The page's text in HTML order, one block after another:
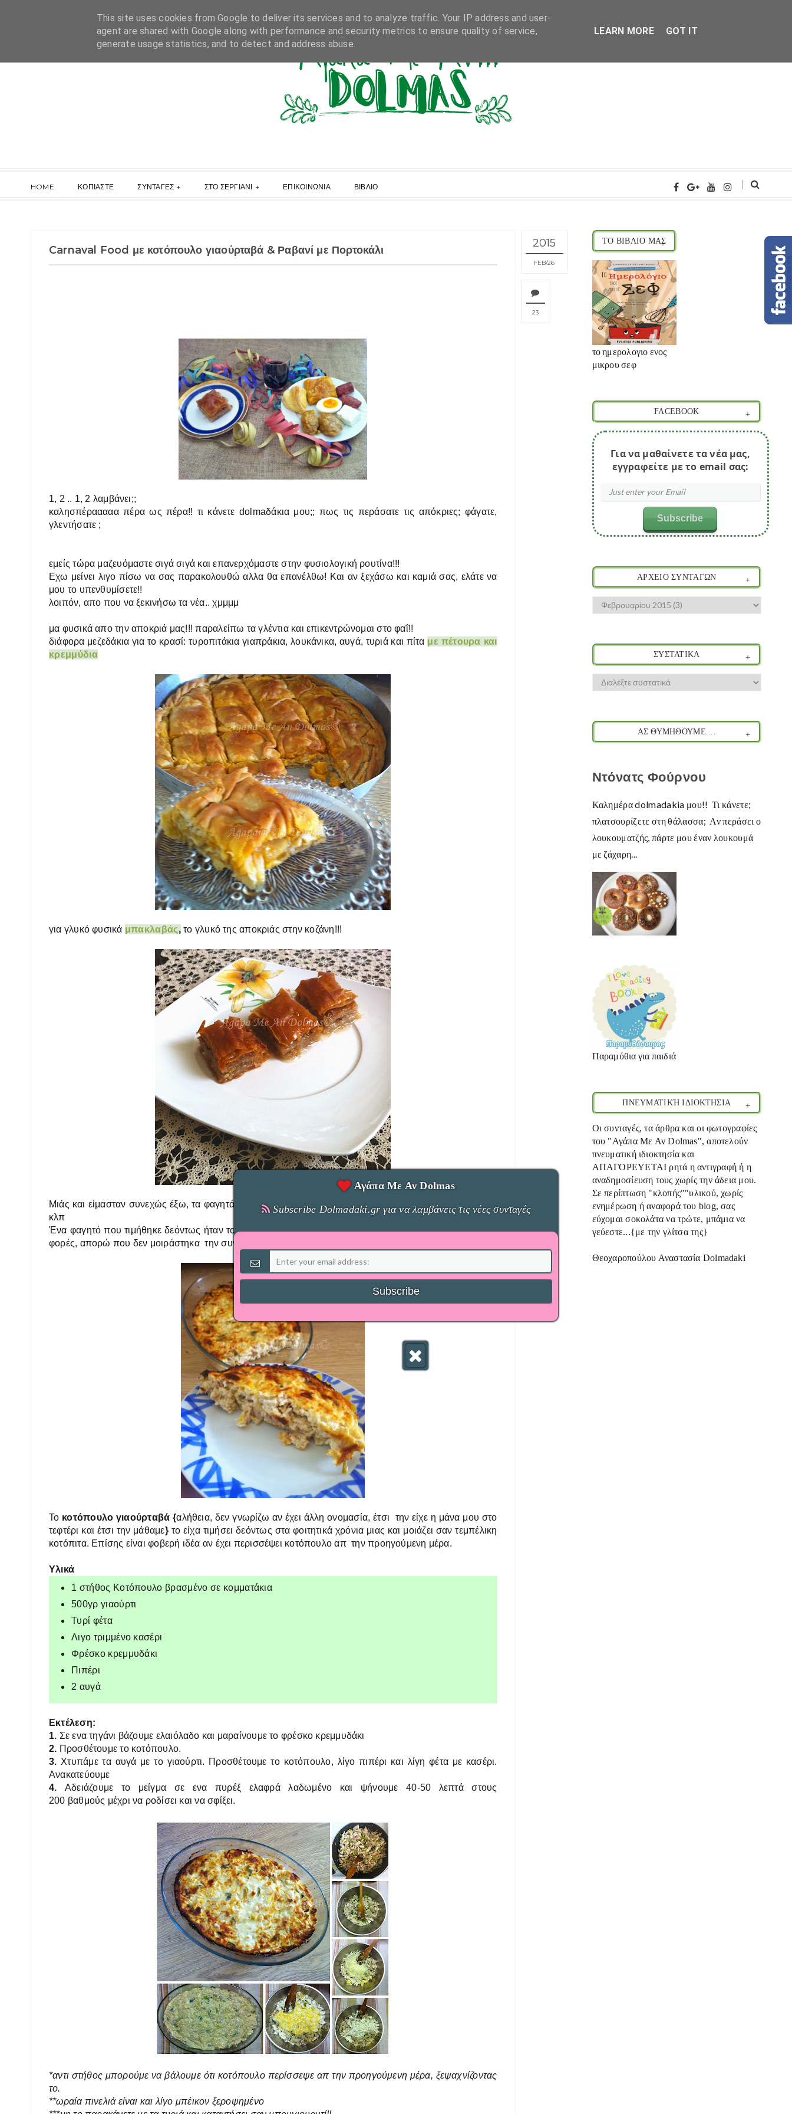
HOME ΚΟΠΙΑΣΤΕ ΣΥΝΤΑΓΕΣ ΣΤΟ ΣΕΡΓΙΑΝΙ ΕΠΙΚΟΙΝΩΝΙΑ ΒΙΒΛΙΟ
2015
FEB 26
23
Carnaval Food με κοτόπουλο γιαούρταβά & Ραβανί με Πορτοκάλι
1, 2 .. 1, 2 λαμβάνει;;
καλησπέρααααα πέρα ως πέρα!! τι κάνετε dolmaδάκια μου;; πως τις περάσατε τις απόκριες; φάγατε,
γλεντήσατε ;
εμείς τώρα μαζευόμαστε σιγά σιγά και επανερχόμαστε στην φυσιολογική ρουτίνα!!!
Εχω μείνει λιγο πίσω να σας παρακολουθώ αλλα θα επανέλθω! Και αν ξεχάσω και καμιά σας, ελάτε να
μου το υπενθυμίσετε!!
λοιπόν, απο που να ξεκινήσω τα νέα.. χμμμμ
μα φυσικά απο την αποκριά μας!!! παραλείπω τα γλέντια και επικεντρώνομαι στο φαΐ!!
διάφορα μεζεδάκια για το κρασί: τυροπιτάκια γιαπράκια, λουκάνικα, αυγά, τυριά και πίτα με πέτουρα και
κρεμμύδια
για γλυκό φυσικά μπακλαβάς,το γλυκό της αποκριάς στην κοζάνη!!!
Μιάς και είμασταν συνεχώς έξω, τα φαγητά της εβδομάδας ήταν εύκολα τύπου αυγά, μακαρονάδες,ψητά
κλπ
Ένα φαγητό που τιμήθηκε δεόντως ήταν τοκοτόπουλο γιαούρταβά!!! Αν και το έχω ετοιμάσει αρκετές
φορές, απορώ που δεν μοιράστηκα την συνταγή ως τώρα!
Το κοτόπουλο γιαούρταβά {αλήθεια, δεν γνωρίζω αν έχει άλλη ονομασία, έτσι την είχε η μάνα μου στο
τεφτέρι και έτσι την μάθαμε} το είχα τιμήσει δεόντως στα φοιτητικά χρόνια μιας και μοιάζει σαν τεμπέλικη
κοτόπιτα. Επίσης είναι φοβερή ιδέα αν έχει περισσέψει κοτόπουλο απ την προηγούμενη μέρα.
Υλικά
1 στήθος Κοτόπουλο βρασμένο σε κομματάκια
500γρ γιαούρτι
Τυρί φέτα
Λιγο τριμμένο κασέρι
Φρέσκο κρεμμυδάκι
Πιπέρι
2 αυγά
Εκτέλεση:
1. Σε ενα τηγάνι βάζουμε ελαιόλαδο και μαραίνουμε το φρέσκο κρεμμυδάκι
2. Προσθέτουμε το κοτόπουλο.
3. Χτυπάμε τα αυγά με το γιαούρτι. Προσθέτουμε το κοτόπουλο, λίγο πιπέρι και λίγη φέτα με κασέρι.
Ανακατεύουμε
4. Αδειάζουμε το μείγμα σε ενα πυρέξ ελαφρά λαδωμένο και ψήνουμε 40-50 λεπτά στους
200 βαθμούς μέχρι να ροδίσει και να σφίξει.
*αντι στήθος μπορούμε να βάλουμε ότι κοτόπουλο περίσσεψε απ την προηγούμενη μέρα, ξεψαχνίζοντας
το.
**ωραία πινελιά είναι και λίγο μπέικον ξεροψημένο
ΤΟ ΒΙΒΛΙΟ ΜΑΣ
το ημερολογιο ενος
μικρου σεφ
FACEBOOK
Για να μαθαίνετε τα νέα μας,
εγγραφείτε με το email σας:
ΑΡΧΕΙΟ ΣΥΝΤΑΓΩΝ
ΣΥΣΤΑΤΙΚΑ
ΑΣ ΘΥΜΗΘΟΥΜΕ....
Ντόνατς Φούρνου
Καλημέρα dolmadakia μου!! Τι κάνετε;
πλατσουρίζετε στη θάλασσα; Αν περάσει ο
λουκουματζής, πάρτε μου έναν λουκουμά
με ζάχαρη...
Παραμύθια για παιδιά
ΠΝΕΥΜΑΤΙΚΉ ΙΔΙΟΚΤΗΣΙΑ
Οι συνταγές, τα άρθρα και οι φωτογραφίες
του "Αγάπα Με Αν Dolmas", αποτελούν
πνευματική ιδιοκτησία και
ΑΠΑΓΟΡΕΥΕΤΑΙ ρητά η αντιγραφή ή η
αναδημοσίευση τους χωρίς την άδεια μου.
Σε περίπτωση "κλοπής""υλικού, χωρίς
ενημέρωση ή αναφορά του blog, σας
εύχομαι σοκολάτα να τρώτε, μπάμια να
γεύεστε...{με την γλίτσα της}
Θεοχαροπούλου Αναστασία Dolmadaki
Αγάπα Με Αν Dolmas
Subscribe Dolmadaki.gr για να λαμβάνεις τις νέες συνταγές
This site uses cookies from Google to deliver its services and to analyze traffic. Your IP address and user-
agent are shared with Google along with performance and security metrics to ensure quality of service,
generate usage statistics, and to detect and address abuse.
LEARN MORE GOT IT